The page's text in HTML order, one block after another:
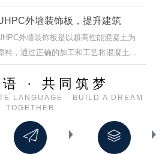
外墙装饰板，提升建筑
外墙装饰板是以超高性能混凝土为
料，通过正确的加工和工艺将混凝土...
· 共同筑梦
LANGUAGE · BUILD A DREAM
TOGETHER